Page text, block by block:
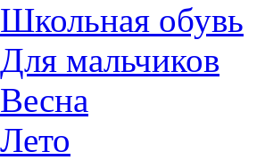
Школьная обувь
Для мальчиков
Весна
Лето